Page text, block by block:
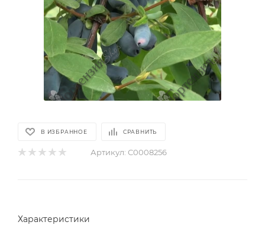
В ИЗБРАННОЕ СРАВНИТЬ
Артикул: С0008256
Характеристики